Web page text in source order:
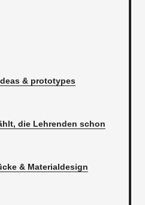
& prototypes
die Lehrenden schon
& Materialdesign